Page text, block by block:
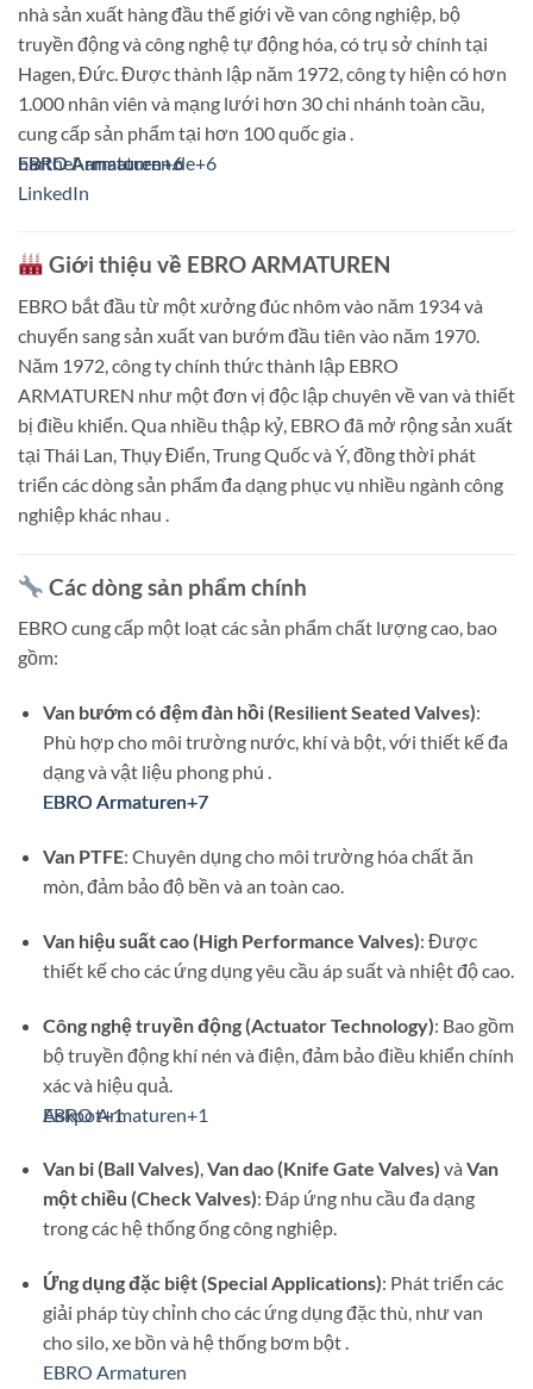
nhà sản xuất hàng đầu thế giới về van công nghiệp, bộ
truyền động và công nghệ tự động hóa, có trụ sở chính tại
Hagen, Đức. Được thành lập năm 1972, công ty hiện có hơn
1.000 nhân viên và mạng lưới hơn 30 chi nhánh toàn cầu,
cung cấp sản phẩm tại hơn 100 quốc gia
EBRO Armaturen+6
barthel-armaturen.de+6
EBRO Armaturen+6
LinkedIn
Giới thiệu về EBRO ARMATUREN
EBRO bắt đầu từ một xưởng đúc nhôm vào năm 1934 và
chuyển sang sản xuất van bướm đầu tiên vào năm 1970.
Năm 1972, công ty chính thức thành lập EBRO
ARMATUREN như một đơn vị độc lập chuyên về van và thiết
bị điều khiển.Qua nhiều thập kỷ, EBRO đã mở rộng sản xuất
tại Thái Lan, Thụy Điển, Trung Quốc và Ý, đồng thời phát
triển các dòng sản phẩm đa dạng phục vụ nhiều ngành công
nghiệp khác nhau .
Các dòng sản phẩm chính
EBRO cung cấp một loạt các sản phẩm chất lượng cao, bao
gồm:
Van bướm có đệm đàn hồi (Resilient Seated Valves):
Phù hợp cho môi trường nước, khí và bột, với thiết kế đa
dạng và vật liệu phong phú .
EBRO Armaturen+7
EBRO Armaturen+7
EBRO Armaturen+7
Van PTFE: Chuyên dụng cho môi trường hóa chất ăn
mòn, đảm bảo độ bền và an toàn cao.
Van hiệu suất cao (High Performance Valves): Được
thiết kế cho các ứng dụng yêu cầu áp suất và nhiệt độ cao.
Công nghệ truyền động (Actuator Technology): Bao gồm
bộ truyền động khí nén và điện, đảm bảo điều khiển chính
xác và hiệu quả.
EBRO Armaturen+1
Askpot+1
Van bi (Ball Valves),Van dao (Knife Gate Valves) và Van
một chiều (Check Valves): Đáp ứng nhu cầu đa dạng
trong các hệ thống ống công nghiệp.
Ứng dụng đặc biệt (Special Applications): Phát triển các
giải pháp tùy chỉnh cho các ứng dụng đặc thù, như van
cho silo, xe bồn và hệ thống bơm bột.
EBRO Armaturen